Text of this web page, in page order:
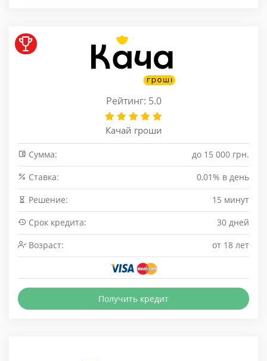
Рейтинг: 5.0
Качай гроши
Сумма:
до 15 000 грн.
Cтавка:
0,01% в день
Решение:
15 минут
Срок кредита:
30 дней
Возраст:
от 18 лет
Получить кредит